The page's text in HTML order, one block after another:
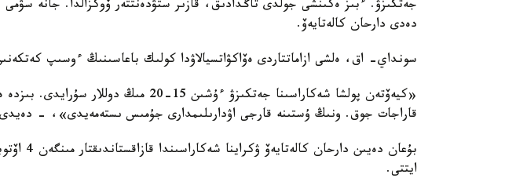
دەدى دارحان كالەتايەۆ.
سونداي- اق، ەلشى ازاماتتاردى ەۆاكۋاتسيالاۋدا كولىك باعاسىنىڭ ءوسىپ
«كيەۆتەن پولشا شەكاراسىنا جەتكىزۋ ءۇشىن 15-20
قاراجات جوق. ونىڭ ۇستىنە قارجى اۋدارىلىمدارى جۇمىس ىستەمەيدى»، -
بۇعان دەيىن
ايتتى.